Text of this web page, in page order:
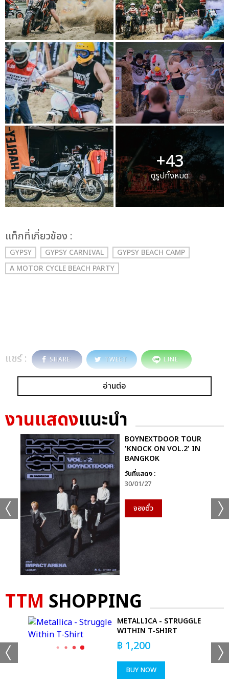
+43
ดูรูปทั้งหมด
เเท็กที่เกี่ยวข้อง :
GYPSY GYPSY CARNIVAL
GYPSY BEACH CAMP
A MOTOR CYCLE BEACH PARTY
แชร์ : SHARE TWEET LINE
อ่านต่อ
งานแสดงแนะนำ
BOYNEXTDOOR TOUR
'KNOCK ON VOL.2' IN
BANGKOK
วันที่แสดง :
30/01/27
จองตั๋ว
TTM SHOPPING
METALLICA - STRUGGLE
WITHIN T-SHIRT
฿ 1,200
BUY NOW